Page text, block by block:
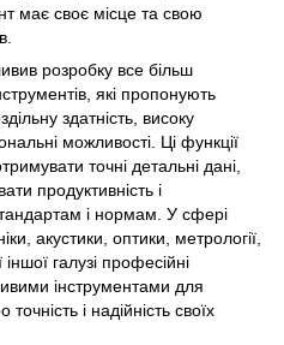
має своє місце та свою
розробку все більш
які пропонують
здатність, високу
можливості. Ці функції
точні детальні дані,
продуктивність і
і нормам. У сфері
акустики, оптики, метрології,
іншої галузі професійні
інструментами для
точність і надійність своїх